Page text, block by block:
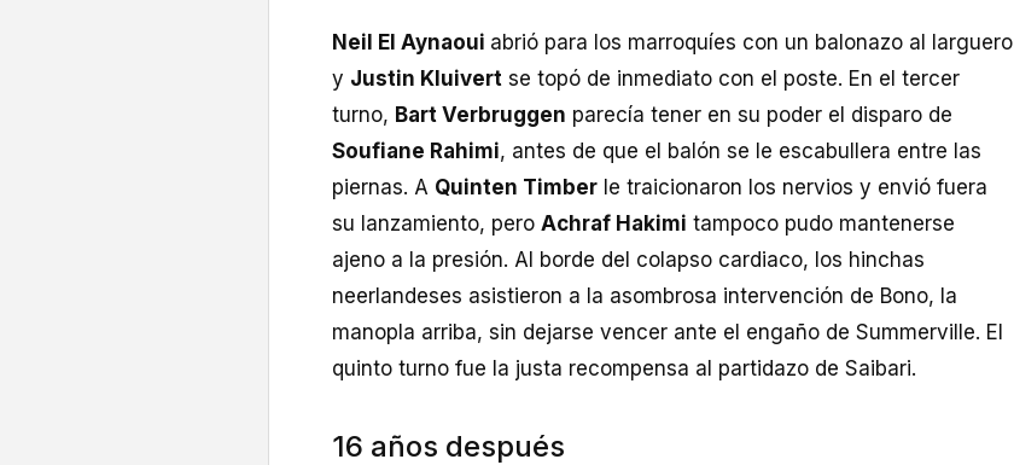
Neil El Aynaoui abrió para los marroquíes con un balonazo al larguero
y Justin Kluivert se topó de inmediato con el poste. En el tercer
turno, Bart Verbruggen parecía tener en su poder el disparo de
Soufiane Rahimi, antes de que el balón se le escabullera entre las
piernas. A Quinten Timber le traicionaron los nervios y envió fuera
su lanzamiento, pero Achraf Hakimi tampoco pudo mantenerse
ajeno a la presión. Al borde del colapso cardiaco, los hinchas
neerlandeses asistieron a la asombrosa intervención de Bono, la
manopla arriba, sin dejarse vencer ante el engaño de Summerville. El
quinto turno fue la justa recompensa al partidazo de Saibari.
16 años después